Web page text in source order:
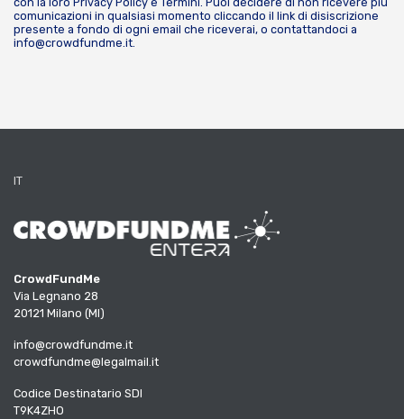
comunicazioni in qualsiasi momento cliccando il link di disiscrizione
presente a fondo di ogni email che riceverai, o contattandoci a
info@crowdfundme.it.
IT
CrowdFundMe
Via Legnano 28
20121 Milano (MI)
info@crowdfundme.it
crowdfundme@legalmail.it
Codice Destinatario SDI
T9K4ZHO